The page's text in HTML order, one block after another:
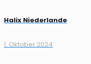
Halix Niederlande
1. Oktober 2024